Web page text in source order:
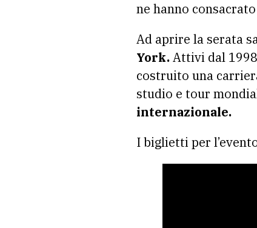
ne hanno
Ad aprire la serata
York.Attivi dal 1998
costruito una
studio e tour
internazionale.
I biglietti per